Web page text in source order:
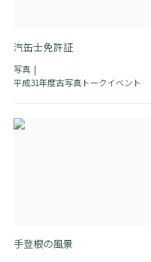
汽缶士免許証
写真
平成31年度古写真トークイベント
手登根の風景